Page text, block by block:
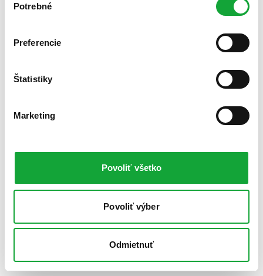
súhlasu
Potrebné
Preferencie
Štatistiky
Marketing
Povoliť všetko
Povoliť výber
Odmietnuť